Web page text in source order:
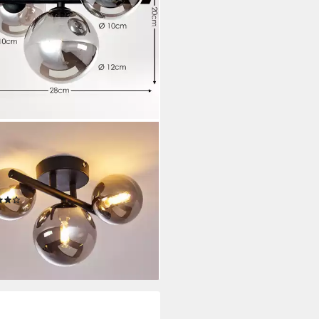
LED Decken Lampen
Wohn Schlaf Zimmer
Flur
(32)
€ UVP 104,90 €
- in 2-3 Werktagen bei dir